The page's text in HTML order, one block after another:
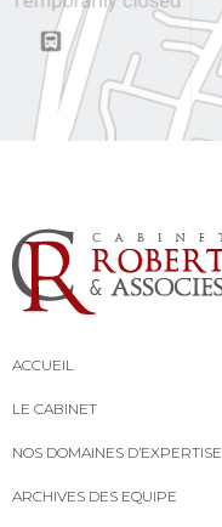
ACCUEIL
LE CABINET
NOS DOMAINES D’EXPERTISE
ARCHIVES DES EQUIPE